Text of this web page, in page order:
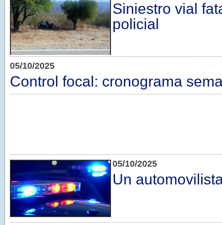
Siniestro vial
policial
05/10/2025
Control focal: cronograma
05/10/2025
Un